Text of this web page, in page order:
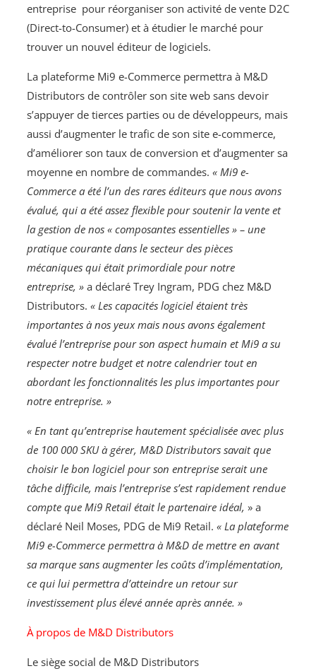
entreprise pour réorganiser son activité de vente D2C
(Direct-to-Consumer) et à étudier le marché pour
trouver un nouvel éditeur de logiciels.
La plateforme Mi9 e-Commerce permettra à M&D
Distributors de contrôler son site web sans devoir
s’appuyer de tierces parties ou de développeurs, mais
aussi d’augmenter le trafic de son site e-commerce,
d’améliorer son taux de conversion et d’augmenter sa
moyenne en nombre de commandes. « Mi9 e-
Commerce a été l’un des rares éditeurs que nous avons
évalué, qui a été assez flexible pour soutenir la vente et
la gestion de nos « composantes essentielles » – une
pratique courante dans le secteur des pièces
mécaniques qui était primordiale pour notre
entreprise, » a déclaré Trey Ingram, PDG chez M&D
Distributors. « Les capacités logiciel étaient très
importantes à nos yeux mais nous avons également
évalué l’entreprise pour son aspect humain et Mi9 a su
respecter notre budget et notre calendrier tout en
abordant les fonctionnalités les plus importantes pour
notre entreprise. »
« En tant qu’entreprise hautement spécialisée avec plus
de 100 000 SKU à gérer, M&D Distributors savait que
choisir le bon logiciel pour son entreprise serait une
tâche difficile, mais l’entreprise s’est rapidement rendue
compte que Mi9 Retail était le partenaire idéal, » a
déclaré Neil Moses, PDG de Mi9 Retail. « La plateforme
Mi9 e-Commerce permettra à M&D de mettre en avant
sa marque sans augmenter les coûts d’implémentation,
ce qui lui permettra d’atteindre un retour sur
investissement plus élevé année après année. »
À propos de M&D Distributors
Le siège social de M&D Distributors